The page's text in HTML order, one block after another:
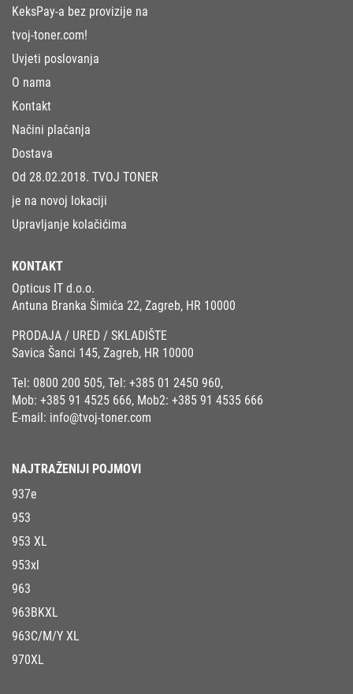
KeksPay-a bez provizije na
tvoj-toner.com!
Uvjeti poslovanja
O nama
Kontakt
Načini plaćanja
Dostava
Od 28.02.2018. TVOJ TONER
je na novoj lokaciji
Upravljanje kolačićima
KONTAKT
Opticus IT d.o.o.
Antuna Branka Šimića 22, Zagreb, HR 10000
PRODAJA / URED / SKLADIŠTE
Savica Šanci 145, Zagreb, HR 10000
Tel: 0800 200 505, Tel: +385 01 2450 960,
Mob: +385 91 4525 666, Mob2: +385 91 4535 666
E-mail: info@tvoj-toner.com
NAJTRAŽENIJI POJMOVI
937e
953
953 XL
953xl
963
963BKXL
963C/M/Y XL
970XL